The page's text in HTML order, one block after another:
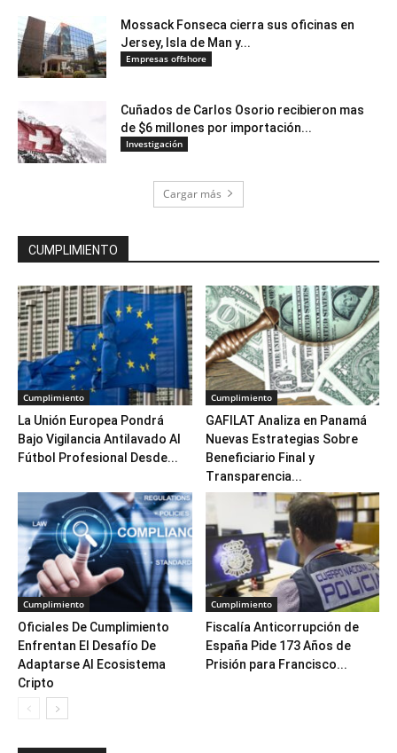
Mossack Fonseca cierra sus oficinas en
Jersey, Isla de Man y...
Empresas offshore
Cuñados de Carlos Osorio recibieron mas
de $6 millones por importación...
Investigación
Cargar más
CUMPLIMIENTO
Cumplimiento
La Unión Europea Pondrá
Bajo Vigilancia Antilavado Al
Fútbol Profesional Desde...
Cumplimiento
GAFILAT Analiza en Panamá
Nuevas Estrategias Sobre
Beneficiario Final y
Transparencia...
Cumplimiento
Oficiales De Cumplimiento
Enfrentan El Desafío De
Adaptarse Al Ecosistema
Cripto
Cumplimiento
Fiscalía Anticorrupción de
España Pide 173 Años de
Prisión para Francisco...